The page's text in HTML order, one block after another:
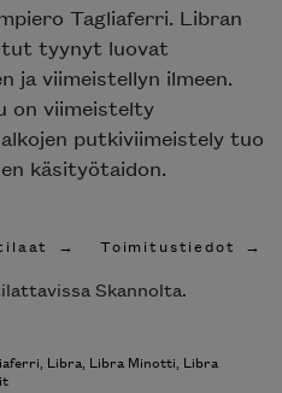
Tagliaferri. Libran
tyynyt luovat
ja viimeistellyn ilmeen.
on viimeistelty
putkiviimeistely tuo
käsityötaidon.
Toimitustiedot
Skannolta.
, Libra, Libra Minotti, Libra